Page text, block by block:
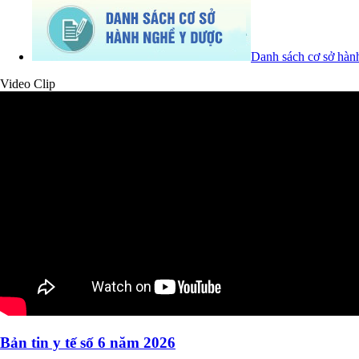
Danh sách cơ sở
Video Clip
Bản tin y tế số 6 năm 2026